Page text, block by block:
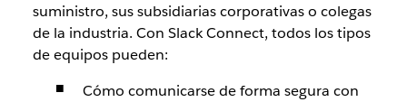
suministro, sus subsidiarias corporativas o colegas
de la industria. Con Slack Connect, todos los tipos
de equipos pueden:
Cómo comunicarse de forma segura con